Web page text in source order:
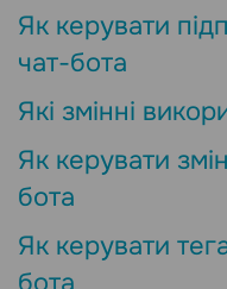
Як керувати
чат-бота
Які змінні
Як керувати
бота
Як керувати